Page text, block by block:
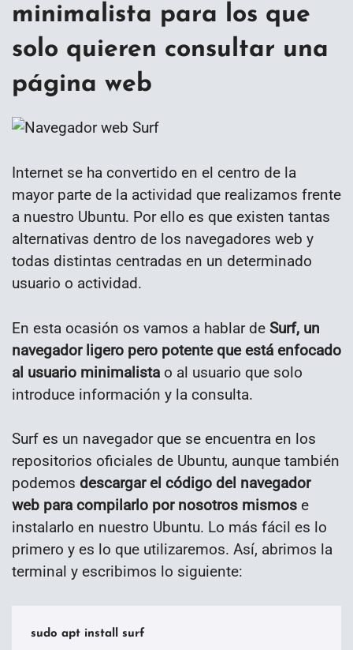
minimalista para los que
solo quieren consultar una
página web
Internet se ha convertido en el centro de la
mayor parte de la actividad que realizamos frente
a nuestro Ubuntu. Por ello es que existen tantas
alternativas dentro de los navegadores web y
todas distintas centradas en un determinado
usuario o actividad.
En esta ocasión os vamos a hablar de Surf, un
navegador ligero pero potente que está enfocado
al usuario minimalista o al usuario que solo
introduce información y la consulta.
Surf es un navegador que se encuentra en los
repositorios oficiales de Ubuntu, aunque también
podemos descargar el código del navegador
web para compilarlo por nosotros mismos e
instalarlo en nuestro Ubuntu. Lo más fácil es lo
primero y es lo que utilizaremos. Así, abrimos la
terminal y escribimos lo siguiente:
sudo apt install surf